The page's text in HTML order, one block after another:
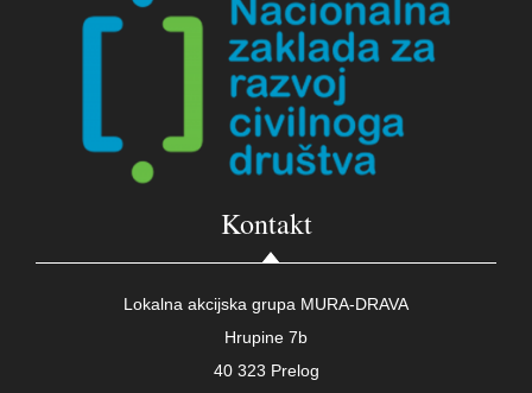
Kontakt
Lokalna akcijska grupa MURA-DRAVA
Hrupine 7b
40 323 Prelog